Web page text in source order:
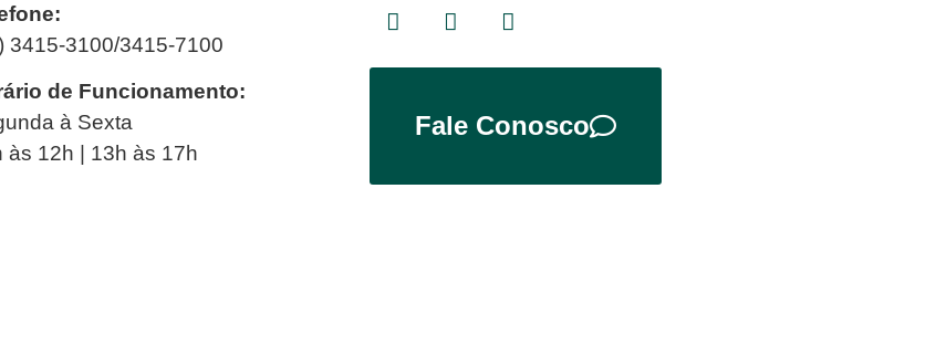
3415-3100/3415-7100
de Funcionamento:
à Sexta
às 12h | 13h às 17h
Fale Conosco